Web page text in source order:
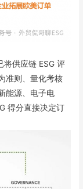
供应链 ESG 评
准则、量化考核
能源、电子电
得分直接决定订